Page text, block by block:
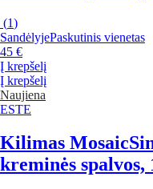
(1)
SandėlyjePaskutinis vienetas
45 €
Į krepšelį
Į krepšelį
Naujiena
ESTE
Kilimas Mosaic
kreminės spalvos,